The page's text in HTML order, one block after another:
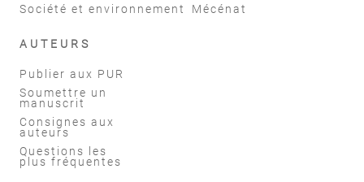
Société et environnement
Mécénat
AUTEURS
Publier aux PUR
Soumettre un
manuscrit
Consignes aux
auteurs
Questions les
plus fréquentes